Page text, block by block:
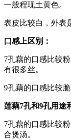
一般程现土黄色。
表皮比较白，外表
口感上区别：
7孔藕的口感比较
有很多丝。
9孔藕的口感比较
莲藕7孔和9孔用途
7孔藕的口感比较
合煲汤。